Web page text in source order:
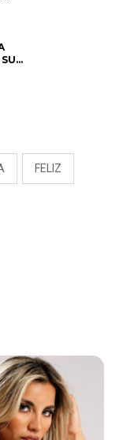
DE
UN
FELIZ